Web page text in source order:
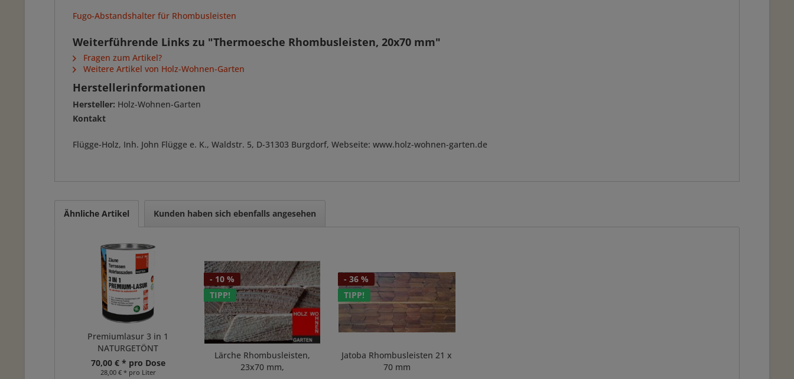
Fugo-Abstandshalter für Rhombusleisten
Weiterführende Links zu "Thermoesche Rhombusleisten, 20x70 mm"
Fragen zum Artikel?
Weitere Artikel von Holz-Wohnen-Garten
Herstellerinformationen
Hersteller: Holz-Wohnen-Garten
Kontakt
Flügge-Holz, Inh. John Flügge e. K., Waldstr. 5, D-31303 Burgdorf, Webseite: www.holz-wohnen-garten.de
Ähnliche Artikel Kunden haben sich ebenfalls angesehen
Premiumlasur 3 in 1
NATURGETÖNT
70,00 € * pro Dose
28,00 € * pro Liter
- 10 %
TIPP!
Lärche Rhombusleisten,
23x70 mm,
- 36 %
TIPP!
Jatoba Rhombusleisten 21 x
70 mm